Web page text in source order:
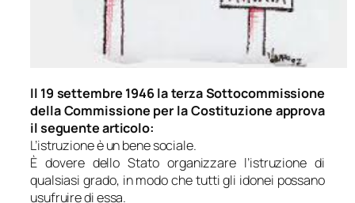
Il 19 settembre 1946 la terza Sottocommissione
della Commissione per la Costituzione approva
il seguente articolo:
L’istruzione è un bene sociale.
È dovere dello Stato organizzare l’istruzione di
qualsiasi grado, in modo che tutti gli idonei possano
usufruire di essa.